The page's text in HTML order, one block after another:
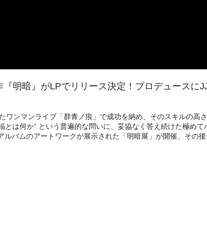
明暗』がLPでリリース決定！プロデュースに
ワンマンライブ「群青ノ痕」で成功を納め、そのスキルの
は何か” という普遍的な問いに、妥協なく答え続けた極め
バムのアートワークが展示された「明暗展」が開催、その